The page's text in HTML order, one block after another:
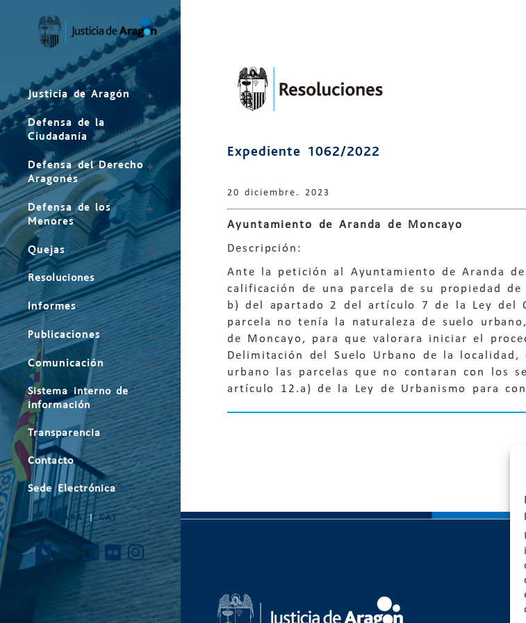
Justicia de Aragón
Defensa de la
Ciudadanía
Defensa del Derecho
Aragonés
Defensa de los
Menores
Quejas
Resoluciones
Informes
Publicaciones
Comunicación
Sistema interno de
información
Transparencia
Contacto
Sede Electrónica
ARA |CAT
Expediente 1062/2022
20 diciembre. 2023
Ayuntamiento de Aranda de Moncayo
Descripción:
Ante la petición al Ayuntamiento de Aranda
calificación de una parcela de su propiedad
b) del apartado 2 del artículo 7 de la Ley del
parcela no tenía la naturaleza de suelo
de Moncayo, para que valorara iniciar el
Delimitación del Suelo Urbano de la
urbano las parcelas que no contaran con los
artículo 12.a) de la Ley de Urbanismo para